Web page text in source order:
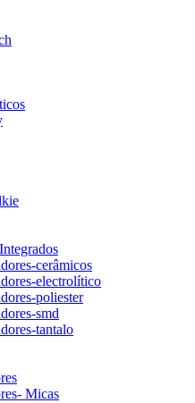
cerâmicos
electrolítico
poliester
smd
tantalo
Micas